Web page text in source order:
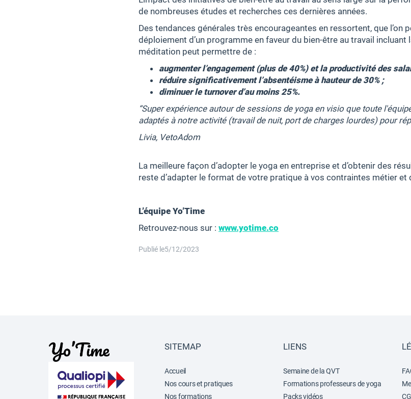
de nombreuses études et recherches ces dernières années.
Des tendances générales très encourageantes en ressortent, que l’on
déploiement d’un programme en faveur du bien-être au travail incluant
méditation peut permettre de :
augmenter l’engagement (plus de 40%) et la productivité des
réduire significativement l’absentéisme à hauteur de 30% ;
diminuer le turnover d’au moins 25%.
“Super expérience autour de sessions de yoga en visio que toute
adaptés à notre activité (travail de nuit, port de charges lourdes) pour
Livia, VetoAdom
La meilleure façon d’adopter le yoga en entreprise et d’obtenir des
reste d’adapter le format de votre pratique à vos contraintes métier et
L’équipe Yo’Time
Retrouvez-nous sur : www.yotime.co
Publié le5/12/2023
SITEMAP
Accueil
Nos cours et pratiques
Nos formations
LIENS
Semaine de la QVT
Formations professeurs de yoga
Packs vidéos